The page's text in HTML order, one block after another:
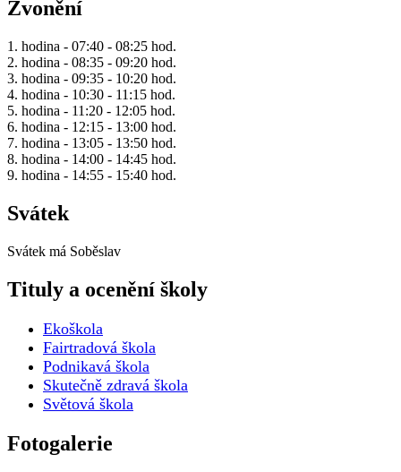
Zvonění
1. hodina - 07:40 - 08:25 hod.
2. hodina - 08:35 - 09:20 hod.
3. hodina - 09:35 - 10:20 hod.
4. hodina - 10:30 - 11:15 hod.
5. hodina - 11:20 - 12:05 hod.
6. hodina - 12:15 - 13:00 hod.
7. hodina - 13:05 - 13:50 hod.
8. hodina - 14:00 - 14:45 hod.
9. hodina - 14:55 - 15:40 hod.
Svátek
Svátek má Soběslav
Tituly a ocenění školy
Ekoškola
Fairtradová škola
Podnikavá škola
Skutečně zdravá škola
Světová škola
Fotogalerie